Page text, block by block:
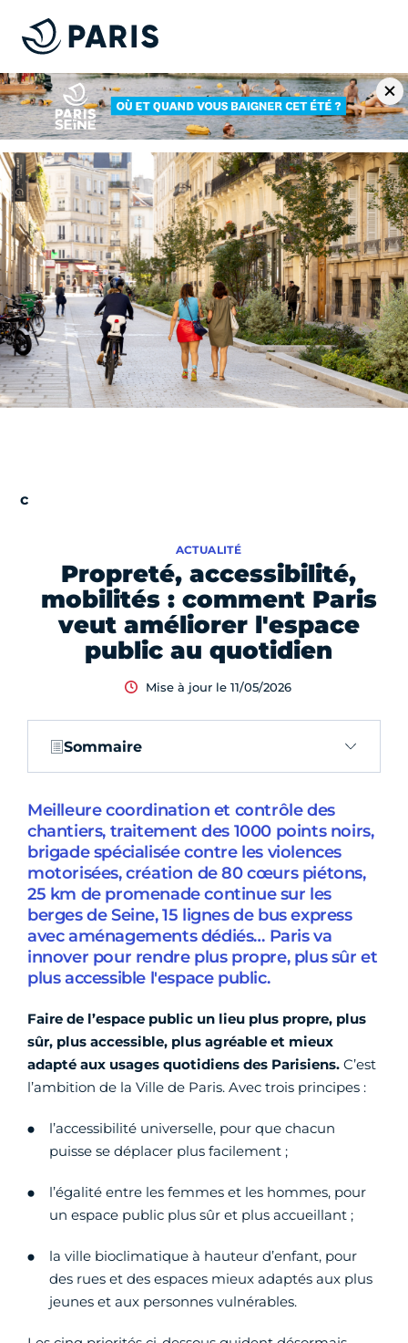
Propreté, accessibilité,
mobilités : comment Paris
veut améliorer l'espace
public au quotidien
ACTUALITÉ
Mise à jour le 11/05/2026
Sommaire
Meilleure coordination et contrôle des
chantiers, traitement des 1000 points noirs,
brigade spécialisée contre les violences
motorisées, création de 80 cœurs piétons,
25 km de promenade continue sur les
berges de Seine, 15 lignes de bus express
avec aménagements dédiés… Paris va
innover pour rendre plus propre, plus sûr et
plus accessible l'espace public.
Faire de l’espace public un lieu plus propre, plus
sûr, plus accessible, plus agréable et mieux
adapté aux usages quotidiens des Parisiens. C’est
l’ambition de la Ville de Paris. Avec trois principes :
l’accessibilité universelle, pour que chacun
puisse se déplacer plus facilement ;
l’égalité entre les femmes et les hommes, pour
un espace public plus sûr et plus accueillant ;
la ville bioclimatique à hauteur d’enfant, pour
des rues et des espaces mieux adaptés aux plus
jeunes et aux personnes vulnérables.